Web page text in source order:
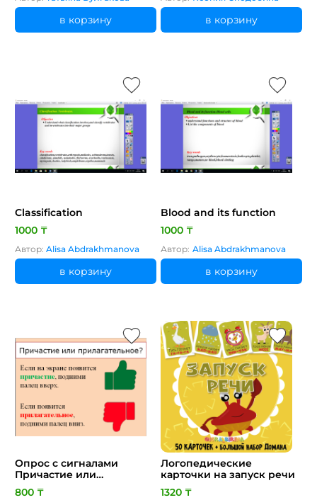
в корзину в корзину
Classification
1000 ₸
Автор: Alisa Abdrakhmanova
в корзину
Blood and its function
1000 ₸
Автор: Alisa Abdrakhmanova
в корзину
Опрос с сигналами
Причастие или
прилагательное
800 ₸
Логопедические
карточки на запуск речи
1320 ₸